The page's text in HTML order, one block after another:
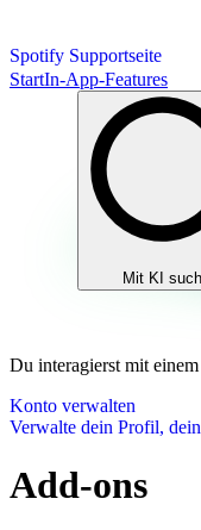
Spotify Supportseite
StartIn-App-Features
Mit KI
Du interagierst mit
Konto verwalten
Verwalte dein Profil,
Add-ons